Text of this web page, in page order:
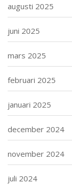
augusti 2025
juni 2025
mars 2025
februari 2025
januari 2025
december 2024
november 2024
juli 2024